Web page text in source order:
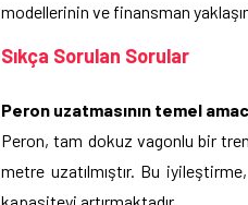
modellerinin ve finansman
Sıkça Sorulan Sorular
Peron uzatmasının temel
Peron, tam dokuz vagonlu bir
metre uzatılmıştır. Bu